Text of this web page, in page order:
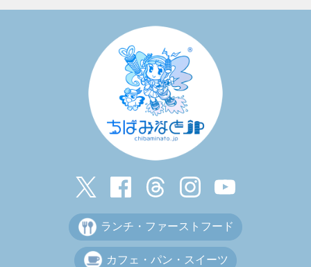
ランチ・ファーストフード
カフェ・パン・スイーツ